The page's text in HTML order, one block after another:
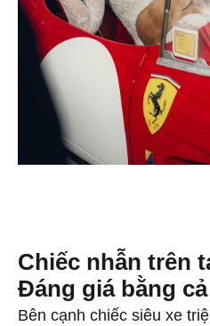
Chiếc nhẫn trên
Đáng giá bằng
Bên cạnh chiếc siêu xe